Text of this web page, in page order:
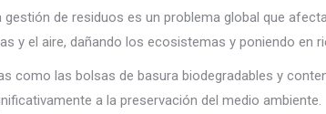
gestión de residuos es un problema global que
y el aire, dañando los ecosistemas y poniendo en
como las bolsas de basura biodegradables y
a la preservación del medio ambiente.